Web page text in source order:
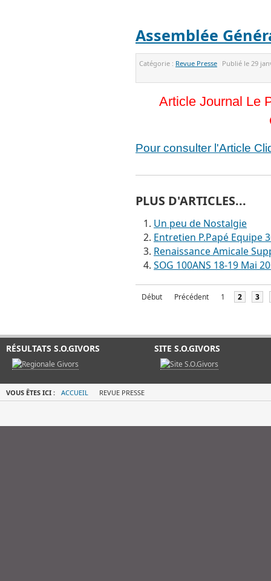
Assemblée
Catégorie : Revue Presse Publié le29
Article Journal Le
Pour consulter l'Article
PLUS D'ARTICLES...
Un peu de Nostalgie
Entretien P.Papé Equipe
Renaissance Amicale
SOG 100ANS 18-19 Mai
Début Précédent 1 2 3
RÉSULTATS S.O.GIVORS SITE S.O.GIVORS
VOUS ÊTES ICI : ACCUEIL REVUE PRESSE